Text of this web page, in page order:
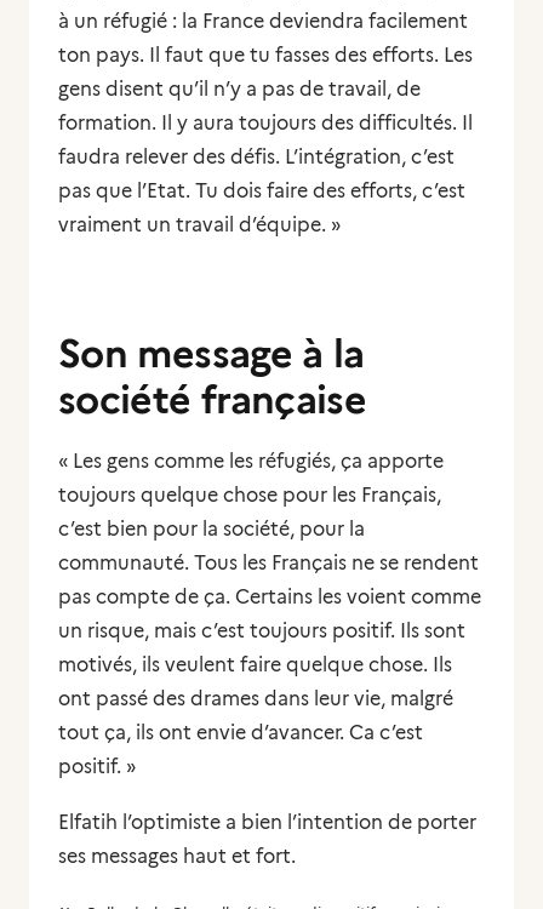
à un réfugié : la France deviendra facilement
ton pays. Il faut que tu fasses des efforts. Les
gens disent qu’il n’y a pas de travail, de
formation. Il y aura toujours des difficultés. Il
faudra relever des défis. L’intégration, c’est
pas que l’Etat. Tu dois faire des efforts, c’est
vraiment un travail d’équipe. »
Son message à la
société française
« Les gens comme les réfugiés, ça apporte
toujours quelque chose pour les Français,
c’est bien pour la société, pour la
communauté. Tous les Français ne se rendent
pas compte de ça. Certains les voient comme
un risque, mais c’est toujours positif. Ils sont
motivés, ils veulent faire quelque chose. Ils
ont passé des drames dans leur vie, malgré
tout ça, ils ont envie d’avancer. Ca c’est
positif. »
Elfatih l’optimiste a bien l’intention de porter
ses messages haut et fort.